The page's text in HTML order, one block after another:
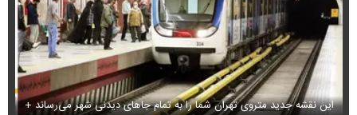
این نقشه جدید متروی تهران شما را به تمام جاهای دیدنی شهر می‌رساند +